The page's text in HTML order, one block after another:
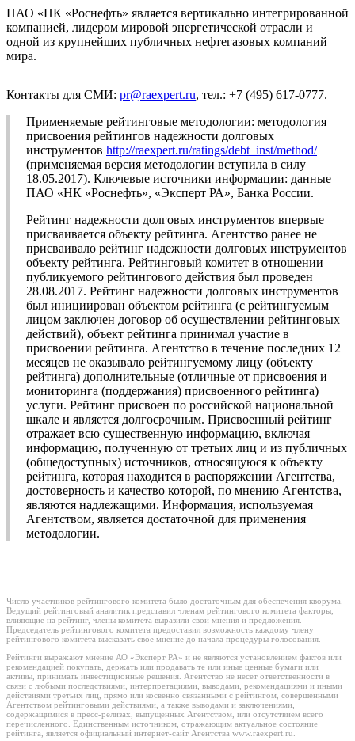
ПАО «НК «Роснефть» является вертикально интегрированной
компанией, лидером мировой энергетической отрасли и
одной из крупнейших публичных нефтегазовых компаний
мира.
Контакты для СМИ: pr@raexpert.ru, тел.: +7 (495) 617-0777.
Применяемые рейтинговые методологии: методология
присвоения рейтингов надежности долговых
инструментов http://raexpert.ru/ratings/debt_inst/method/
(применяемая версия методологии вступила в силу
18.05.2017). Ключевые источники информации: данные
ПАО «НК «Роснефть», «Эксперт РА», Банка России.
Рейтинг надежности долговых инструментов впервые
присваивается объекту рейтинга. Агентство ранее не
присваивало рейтинг надежности долговых инструментов
объекту рейтинга. Рейтинговый комитет в отношении
публикуемого рейтингового действия был проведен
28.08.2017. Рейтинг надежности долговых инструментов
был инициирован объектом рейтинга (с рейтингуемым
лицом заключен договор об осуществлении рейтинговых
действий), объект рейтинга принимал участие в
присвоении рейтинга. Агентство в течение последних 12
месяцев не оказывало рейтингуемому лицу (объекту
рейтинга) дополнительные (отличные от присвоения и
мониторинга (поддержания) присвоенного рейтинга)
услуги. Рейтинг присвоен по российской национальной
шкале и является долгосрочным. Присвоенный рейтинг
отражает всю существенную информацию, включая
информацию, полученную от третьих лиц и из публичных
(общедоступных) источников, относящуюся к объекту
рейтинга, которая находится в распоряжении Агентства,
достоверность и качество которой, по мнению Агентства,
являются надлежащими. Информация, используемая
Агентством, является достаточной для применения
методологии.
Число участников рейтингового комитета было достаточным для обеспечения кворума.
Ведущий рейтинговый аналитик представил членам рейтингового комитета факторы,
влияющие на рейтинг, члены комитета выразили свои мнения и предложения.
Председатель рейтингового комитета предоставил возможность каждому члену
рейтингового комитета высказать свое мнение до начала процедуры голосования.
Рейтинги выражают мнение АО «Эксперт РА» и не являются установлением фактов или
рекомендацией покупать, держать или продавать те или иные ценные бумаги или
активы, принимать инвестиционные решения. Агентство не несет ответственности в
связи с любыми последствиями, интерпретациями, выводами, рекомендациями и иными
действиями третьих лиц, прямо или косвенно связанными с рейтингом, совершенными
Агентством рейтинговыми действиями, а также выводами и заключениями,
содержащимися в пресс-релизах, выпущенных Агентством, или отсутствием всего
перечисленного. Единственным источником, отражающим актуальное состояние
рейтинга, является официальный интернет-сайт Агентства www.raexpert.ru.